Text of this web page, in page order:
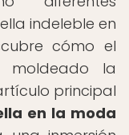
indeleble en
cómo el
moldeado la
principal
en la moda